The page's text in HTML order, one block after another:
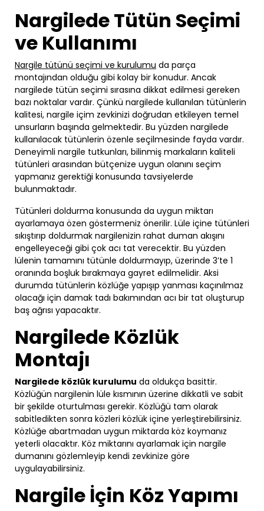
Nargilede Tütün Seçimi
ve Kullanımı
Nargile tütünü seçimi ve kurulumu da parça
montajından olduğu gibi kolay bir konudur. Ancak
nargilede tütün seçimi sırasına dikkat edilmesi gereken
bazı noktalar vardır. Çünkü nargilede kullanılan tütünlerin
kalitesi, nargile içim zevkinizi doğrudan etkileyen temel
unsurların başında gelmektedir. Bu yüzden nargilede
kullanılacak tütünlerin özenle seçilmesinde fayda vardır.
Deneyimli nargile tutkunları, bilinmiş markaların kaliteli
tütünleri arasından bütçenize uygun olanını seçim
yapmanız gerektiği konusunda tavsiyelerde
bulunmaktadır.
Tütünleri doldurma konusunda da uygun miktarı
ayarlamaya özen göstermeniz önerilir. Lüle içine tütünleri
sıkıştırıp doldurmak nargilenizin rahat duman akışını
engelleyeceği gibi çok acı tat verecektir. Bu yüzden
lülenin tamamını tütünle doldurmayıp, üzerinde 3’te 1
oranında boşluk bırakmaya gayret edilmelidir. Aksi
durumda tütünlerin közlüğe yapışıp yanması kaçınılmaz
olacağı için damak tadı bakımından acı bir tat oluşturup
baş ağrısı yapacaktır.
Nargilede Közlük
Montajı
Nargilede közlük kurulumu da oldukça basittir.
Közlüğün nargilenin lüle kısmının üzerine dikkatli ve sabit
bir şekilde oturtulması gerekir. Közlüğü tam olarak
sabitledikten sonra közleri közlük içine yerleştirebilirsiniz.
Közlüğe abartmadan uygun miktarda köz koymanız
yeterli olacaktır. Köz miktarını ayarlamak için nargile
dumanını gözlemleyip kendi zevkinize göre
uygulayabilirsiniz.
Nargile İçin Köz Yapımı